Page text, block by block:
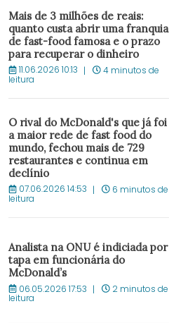
Mais de 3 milhões de reais:
quanto custa abrir uma franquia
de fast-food famosa e o prazo
para recuperar o dinheiro
11.06.2026 10:13 4 minutos de
leitura
O rival do McDonald's que já foi
a maior rede de fast food do
mundo, fechou mais de 729
restaurantes e continua em
declínio
07.06.2026 14:53 6 minutos de
leitura
Analista na ONU é indiciada por
tapa em funcionária do
McDonald’s
06.05.2026 17:53 2 minutos de
leitura